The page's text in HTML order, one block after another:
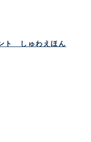
ト しゅわえほん